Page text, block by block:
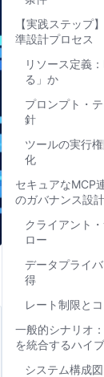
【実践ステップ
準設計プロセス
リソース定義
る」か
プロンプト・
針
ツールの実行
化
セキュアなMCP
のガバナンス設計
クライアント
ロー
データプライ
得
レート制限と
一般的シナリオ
を統合するハイ
システム構成